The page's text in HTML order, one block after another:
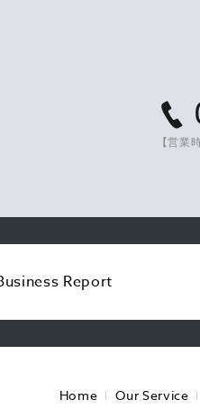
【営
Report
Home Our Service